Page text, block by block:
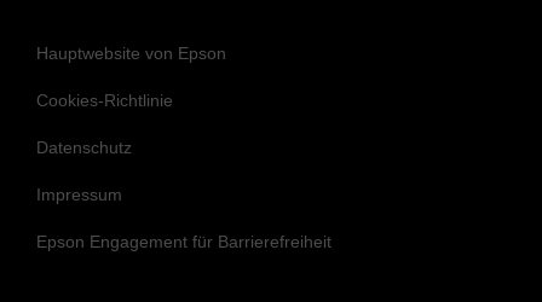
Hauptwebsite von Epson
Cookies-Richtlinie
Datenschutz
Impressum
Epson Engagement für Barrierefreiheit